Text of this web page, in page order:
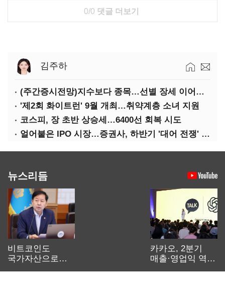
0/0 댓글 더보기
김주하
(주간증시전망)지수보다 종목…선별 장세 이어진다
'제2회 화이트런' 9월 개최…취약계층 소녀 지원
코스피, 장 초반 상승세…6400선 회복 시도
얼어붙은 IPO 시장…증권사, 하반기 '대어 전쟁' 기대
뉴스리듬
비트코인도
국가자산으로…'
카카오, 2분기
매출·영업익 역대